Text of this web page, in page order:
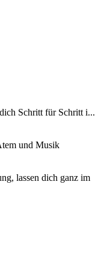
Schritt für Schritt i...
und Musik
lassen dich ganz im